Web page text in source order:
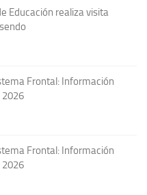
Educación realiza visita
Frontal: Información
2026
Frontal: Información
2026